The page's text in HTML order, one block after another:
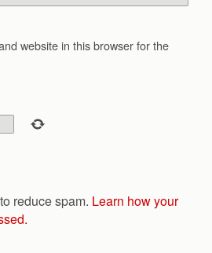
website in this browser for the
reduce spam. Learn how your